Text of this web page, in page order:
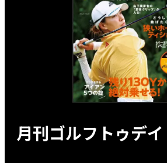
月刊ゴルフトゥデイ